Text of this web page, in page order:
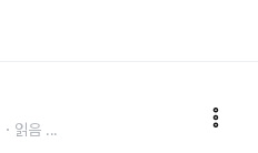
읽음 ...